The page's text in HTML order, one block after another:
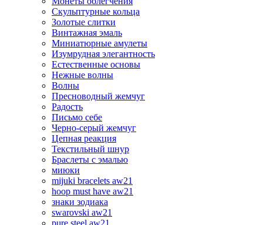
Скульптурные кольца
Золотые слитки
Винтажная эмаль
Миниатюрные амулеты
Изумрудная элегантность
Естественные основы
Нежные волны
Волны
Пресноводный жемчуг
Радость
Письмо себе
Черно-серый жемчуг
Цепная реакция
Текстильный шнур
Браслеты с эмалью
миюки
mijuki bracelets aw21
hoop must have aw21
знаки зодиака
swarovski aw21
pure steel aw21